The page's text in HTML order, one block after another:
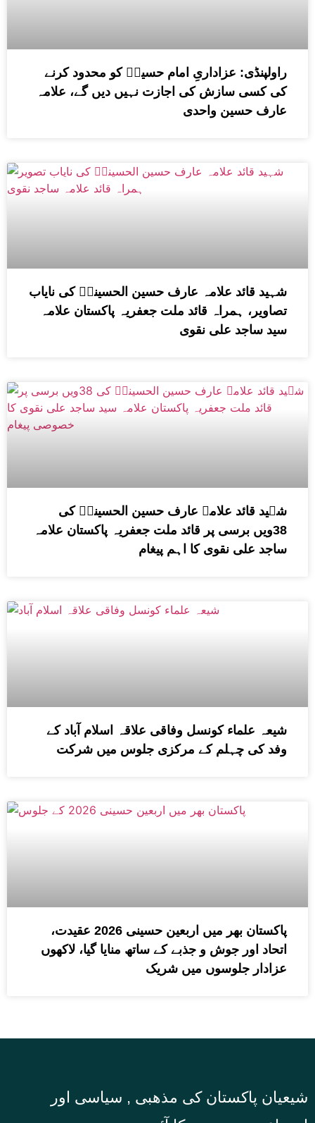
راولپنڈی: عزاداریِ امام حسینؑ کو محدود کرنے
کی کسی سازش کی اجازت نہیں دیں گے، علامہ
عارف حسین واحدی
شہید قائد علامہ عارف حسین الحسینیؒ کی نایاب
تصاویر، ہمراہ قائد ملت جعفریہ پاکستان علامہ
سید ساجد علی نقوی
شہید قائد علامہ عارف حسین الحسینیؒ کی
38ویں برسی پر قائد ملت جعفریہ پاکستان علامہ
ساجد علی نقوی کا اہم پیغام
شیعہ علماء کونسل وفاقی علاقہ اسلام آباد کے
وفد کی چہلم کے مرکزی جلوس میں شرکت
پاکستان بھر میں اربعین حسینی 2026 عقیدت،
اتحاد اور جوش و جذبے کے ساتھ منایا گیا، لاکھوں
عزادار جلوسوں میں شریک
شیعیان پاکستان کی مذهبی , سیاسی اور